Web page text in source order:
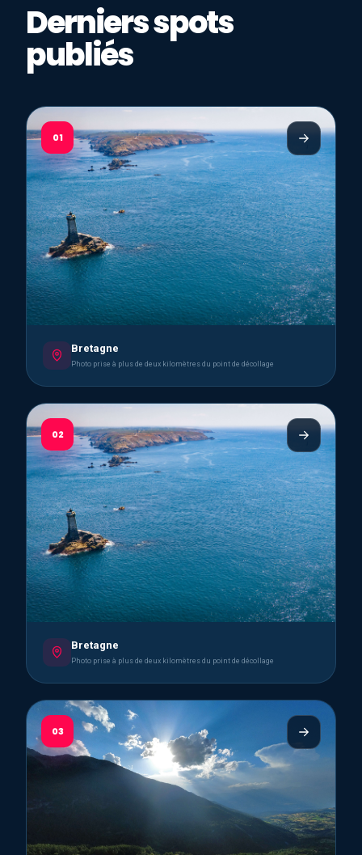
Derniers spots
publiés
01
Bretagne
Photo prise à plus de deux kilomètres du point de décollage
02
Bretagne
Photo prise à plus de deux kilomètres du point de décollage
03